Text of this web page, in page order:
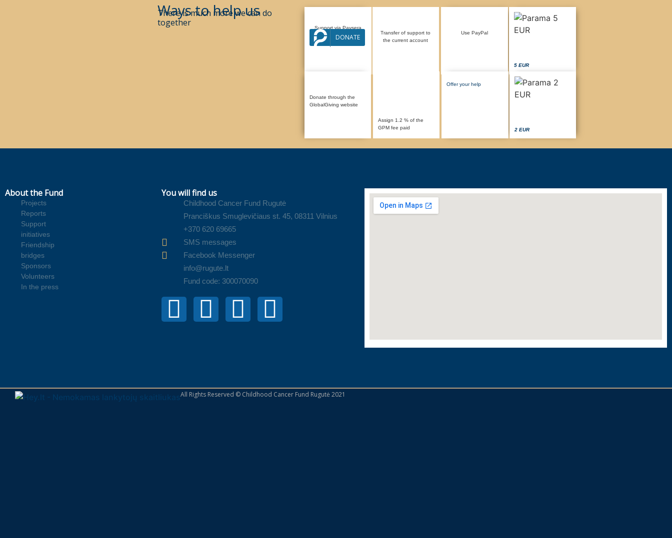
Ways to help us
There is much more we can do
together
Support via Paysera
system
DONATE
Transfer of support to
the current account
Use PayPal
5 EUR
Donate through the
GlobalGiving website
Assign 1.2 % of the
GPM fee paid
Offer your help
2 EUR
About the Fund
Projects
Reports
Support
initiatives
Friendship
bridges
Sponsors
Volunteers
In the press
You will find us
Childhood Cancer Fund Rugutė
Pranciškus Smuglevičiaus st. 45, 08311 Vilnius
+370 620 69665
SMS messages
Facebook Messenger
info@rugute.lt
Fund code: 300070090
All Rights Reserved © Childhood Cancer Fund Rugutė 2021